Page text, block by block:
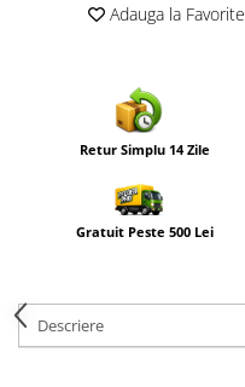
Adauga la Favorite
Retur Simplu 14 Zile
Gratuit Peste 500 Lei
Descriere